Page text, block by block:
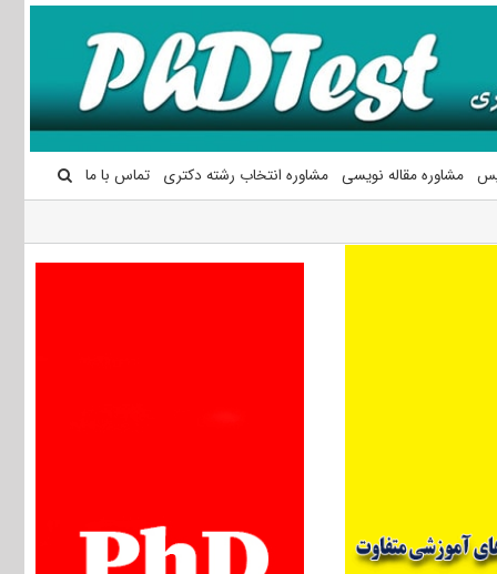
مشاوره مقاله نویسی مشاوره انتخاب رشته دکتری تماس با ما